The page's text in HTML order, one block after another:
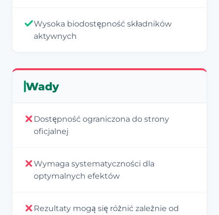
Wysoka biodostępność składników
aktywnych
Wady
Dostępność ograniczona do strony
oficjalnej
Wymaga systematyczności dla
optymalnych efektów
Rezultaty mogą się różnić zależnie od